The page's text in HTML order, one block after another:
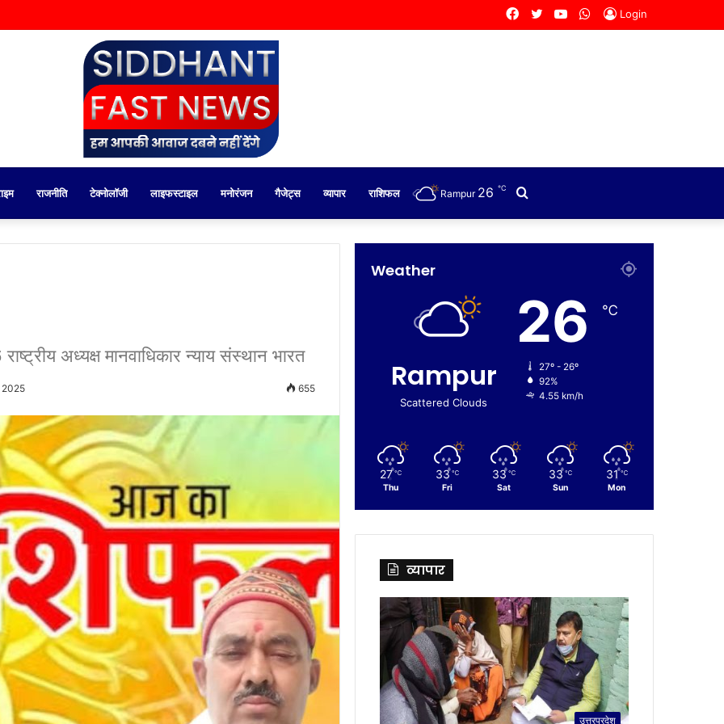
Login
WhatsApp
YouTube
Twitter
Facebook
राजनीति टेक्नोलॉजी लाइफस्टाइल मनोरंजन गैजेट्स व्यापार राशिफल
for
Rampur 26 ℃
अध्यक्ष मानवाधिकार न्याय संस्थान भारत
2025 655
Weather
Rampur
Scattered Clouds
26 ℃
27º - 26º
92%
4.55 km/h
27 ℃
Thu
33 ℃
Fri
33 ℃
Sat
33 ℃
Sun
31 ℃
Mon
व्यापार
उत्तरप्रदेश